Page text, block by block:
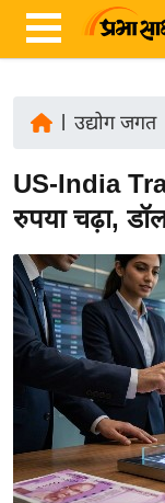
ज़ा
ख
र
रा
ष्ट्री
र्रा
ष्ट्री
उद्योग जगत|
US-India
रुपया चढ़ा,